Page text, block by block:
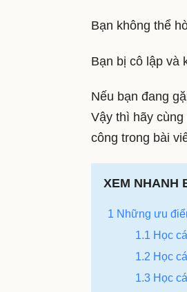
Bạn không thể
Bạn bị cô lập và
Nếu bạn đang
Vậy thì hãy
công trong bài
XEM NHANH
1 Những ưu
1.1 Học
1.2 Học
1.3 Học